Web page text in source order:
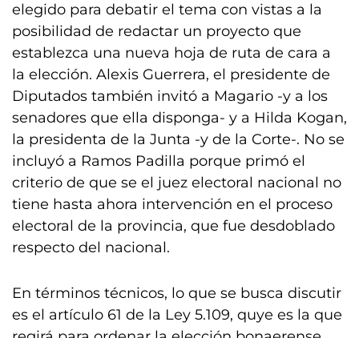
elegido para debatir el tema con vistas a la
posibilidad de redactar un proyecto que
establezca una nueva hoja de ruta de cara a
la elección. Alexis Guerrera, el presidente de
Diputados también invitó a Magario -y a los
senadores que ella disponga- y a Hilda Kogan,
la presidenta de la Junta -y de la Corte-. No se
incluyó a Ramos Padilla porque primó el
criterio de que se el juez electoral nacional no
tiene hasta ahora intervención en el proceso
electoral de la provincia, que fue desdoblado
respecto del nacional.
En términos técnicos, lo que se busca discutir
es el artículo 61 de la Ley 5.109, quye es la que